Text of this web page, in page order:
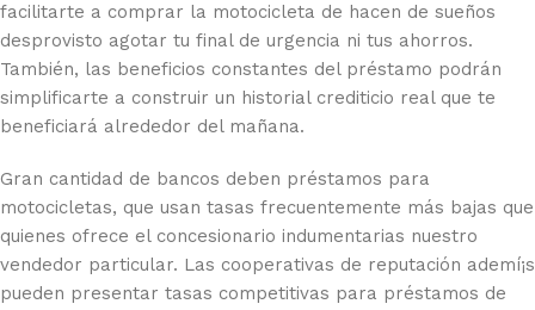
facilitarte a comprar la motocicleta de hacen de sueños
desprovisto agotar tu final de urgencia ni tus ahorros.
También, las beneficios constantes del préstamo podrán
simplificarte a construir un historial crediticio real que te
beneficiará alrededor del mañana.
Gran cantidad de bancos deben préstamos para
motocicletas, que usan tasas frecuentemente más bajas que
quienes ofrece el concesionario indumentarias nuestro
vendedor particular. Las cooperativas de reputación ademí¡s
pueden presentar tasas competitivas para préstamos de